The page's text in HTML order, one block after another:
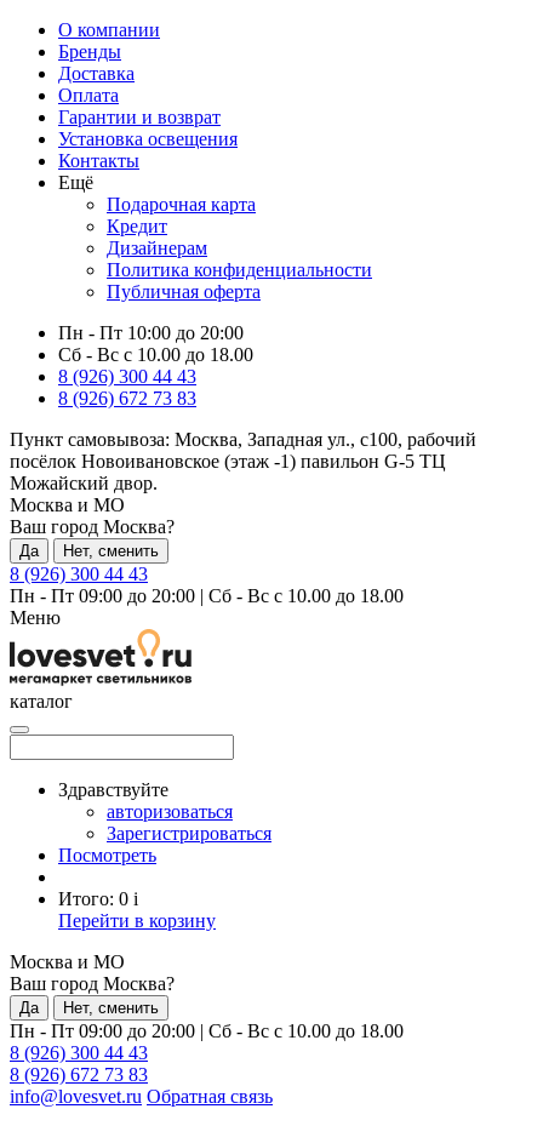
О компании
Бренды
Доставка
Оплата
Гарантии и возврат
Установка освещения
Контакты
Ещё
Подарочная карта
Кредит
Дизайнерам
Политика конфиденциальности
Публичная оферта
Пн - Пт 10:00 до 20:00
Сб - Вс с 10.00 до 18.00
8 (926) 300 44 43
8 (926) 672 73 83
Пункт самовывоза: Москва, Западная ул., с100, рабочий
посёлок Новоивановское (этаж -1) павильон G-5 ТЦ
Можайский двор.
Москва и МО
Ваш город Москва?
Да Нет, сменить
8 (926) 300 44 43
Пн - Пт 09:00 до 20:00 | Сб - Вс с 10.00 до 18.00
Меню
каталог
Здравствуйте
авторизоваться
Зарегистрироваться
Посмотреть
Итого: 0 i
Перейти в корзину
Москва и МО
Ваш город Москва?
Да Нет, сменить
Пн - Пт 09:00 до 20:00 | Сб - Вс с 10.00 до 18.00
8 (926) 300 44 43
8 (926) 672 73 83
info@lovesvet.ru Обратная связь